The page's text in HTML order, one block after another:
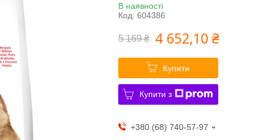
В наявності
Код: 604386
5 169 ₴ 4 652,10 ₴
Купити
Купити з
+380 (68) 740-57-97